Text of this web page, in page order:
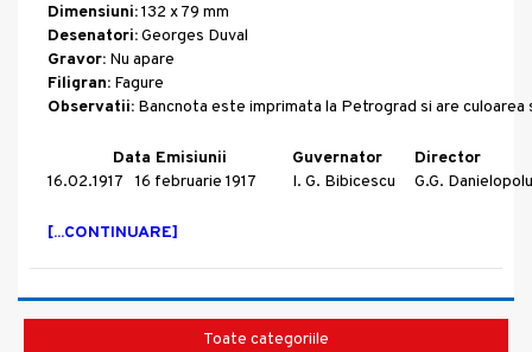
Dimensiuni:132 x 79 mm
Desenatori:Georges Duval
Gravor: Nu apare
Filigran: Fagure
Observatii: Bancnota este imprimata la Petrograd si are culoarea
Data Emisiunii Guvernator
Director
16.02.1917
16 februarie 1917 I. G. Bibicescu G.G. Danielopolu
[...CONTINUARE]
Toate categoriile